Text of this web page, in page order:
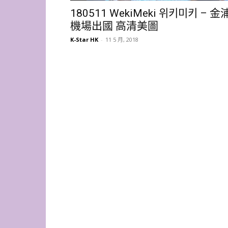
180511 WekiMeki 위키미키 – 金
機場出國 高清美圖
K-Star HK - 11 5 月, 2018